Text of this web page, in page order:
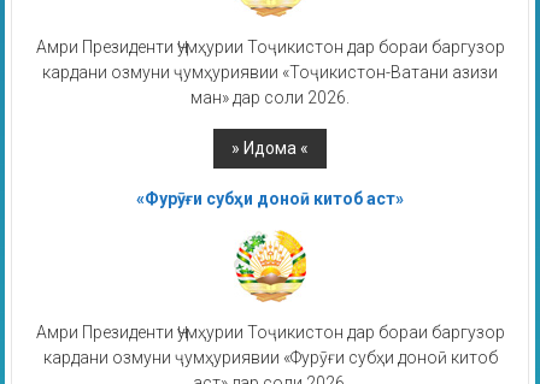
Амри Президенти Ҷумҳурии Тоҷикистон дар бораи баргузор
кардани озмуни ҷумҳуриявии «Тоҷикистон-Ватани азизи
ман» дар соли 2026.
«Фурӯғи субҳи доноӣ китоб аст»
Амри Президенти Ҷумҳурии Тоҷикистон дар бораи баргузор
кардани озмуни ҷумҳуриявии «Фурӯғи субҳи доноӣ китоб